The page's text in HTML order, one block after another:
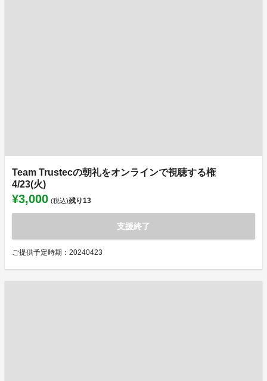
Team Trustecの朝礼をオンラインで視聴する権
4/23(火)
¥3,000 (税込)残り13
支援終了
ご提供予定時期：20240423